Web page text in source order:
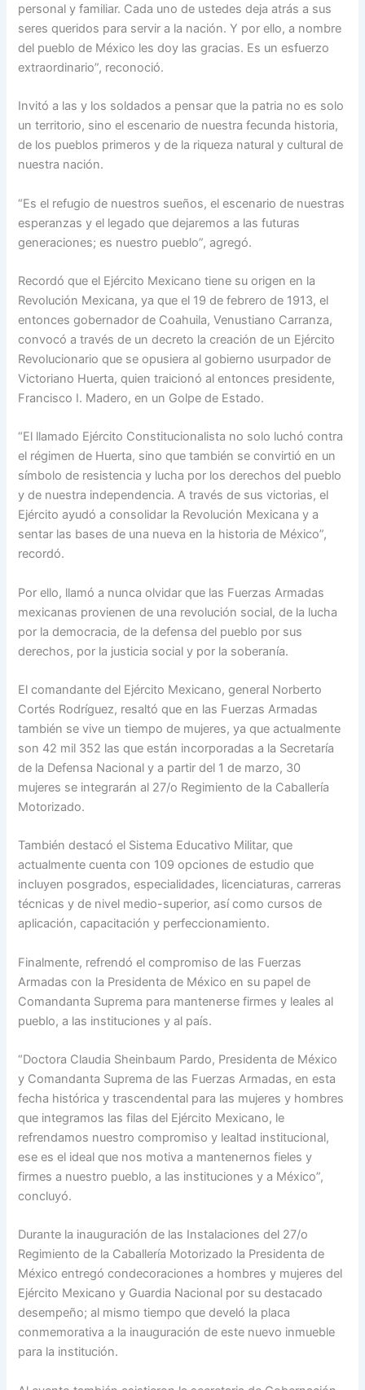
personal y familiar. Cada uno de ustedes deja atrás a sus
seres queridos para servir a la nación. Y por ello, a nombre
del pueblo de México les doy las gracias. Es un esfuerzo
extraordinario”, reconoció.
Invitó a las y los soldados a pensar que la patria no es solo
un territorio, sino el escenario de nuestra fecunda historia,
de los pueblos primeros y de la riqueza natural y cultural de
nuestra nación.
“Es el refugio de nuestros sueños, el escenario de nuestras
esperanzas y el legado que dejaremos a las futuras
generaciones; es nuestro pueblo”, agregó.
Recordó que el Ejército Mexicano tiene su origen en la
Revolución Mexicana, ya que el 19 de febrero de 1913, el
entonces gobernador de Coahuila, Venustiano Carranza,
convocó a través de un decreto la creación de un Ejército
Revolucionario que se opusiera al gobierno usurpador de
Victoriano Huerta, quien traicionó al entonces presidente,
Francisco I. Madero, en un Golpe de Estado.
“El llamado Ejército Constitucionalista no solo luchó contra
el régimen de Huerta, sino que también se convirtió en un
símbolo de resistencia y lucha por los derechos del pueblo
y de nuestra independencia. A través de sus victorias, el
Ejército ayudó a consolidar la Revolución Mexicana y a
sentar las bases de una nueva en la historia de México”,
recordó.
Por ello, llamó a nunca olvidar que las Fuerzas Armadas
mexicanas provienen de una revolución social, de la lucha
por la democracia, de la defensa del pueblo por sus
derechos, por la justicia social y por la soberanía.
El comandante del Ejército Mexicano, general Norberto
Cortés Rodríguez, resaltó que en las Fuerzas Armadas
también se vive un tiempo de mujeres, ya que actualmente
son 42 mil 352 las que están incorporadas a la Secretaría
de la Defensa Nacional y a partir del 1 de marzo, 30
mujeres se integrarán al 27/o Regimiento de la Caballería
Motorizado.
También destacó el Sistema Educativo Militar, que
actualmente cuenta con 109 opciones de estudio que
incluyen posgrados, especialidades, licenciaturas, carreras
técnicas y de nivel medio-superior, así como cursos de
aplicación, capacitación y perfeccionamiento.
Finalmente, refrendó el compromiso de las Fuerzas
Armadas con la Presidenta de México en su papel de
Comandanta Suprema para mantenerse firmes y leales al
pueblo, a las instituciones y al país.
“Doctora Claudia Sheinbaum Pardo, Presidenta de México
y Comandanta Suprema de las Fuerzas Armadas, en esta
fecha histórica y trascendental para las mujeres y hombres
que integramos las filas del Ejército Mexicano, le
refrendamos nuestro compromiso y lealtad institucional,
ese es el ideal que nos motiva a mantenernos fieles y
firmes a nuestro pueblo, a las instituciones y a México”,
concluyó.
Durante la inauguración de las Instalaciones del 27/o
Regimiento de la Caballería Motorizado la Presidenta de
México entregó condecoraciones a hombres y mujeres del
Ejército Mexicano y Guardia Nacional por su destacado
desempeño; al mismo tiempo que develó la placa
conmemorativa a la inauguración de este nuevo inmueble
para la institución.